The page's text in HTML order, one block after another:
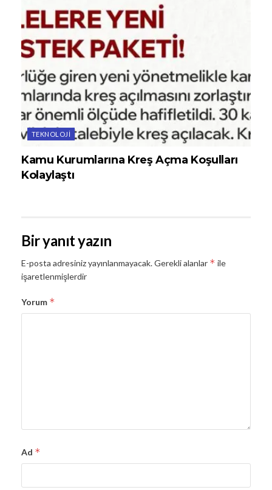
TEKNOLOJI
Kamu Kurumlarına Kreş Açma Koşulları
Kolaylaştı
Bir yanıt yazın
E-posta adresiniz yayınlanmayacak.Gerekli alanlar * ile
işaretlenmişlerdir
Yorum *
Ad *